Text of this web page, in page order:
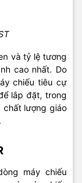
và tỷ lệ tương
cao nhất. Do
chiếu tiêu cự
lắp đặt, trong
chất lượng giáo
máy chiếu